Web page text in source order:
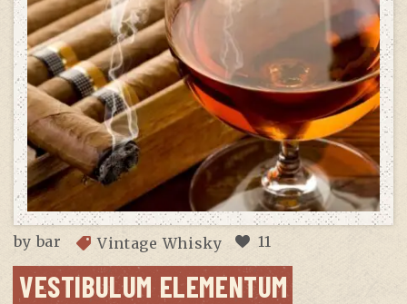
bybar Vintage Whisky 11
VESTIBULUM ELEMENTUM